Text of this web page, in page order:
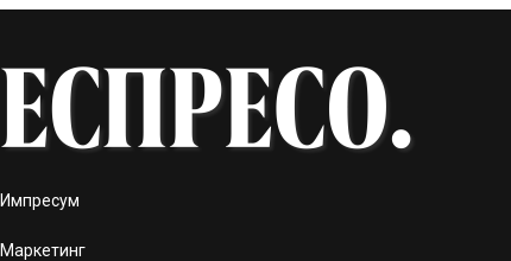
Импресум
Маркетинг